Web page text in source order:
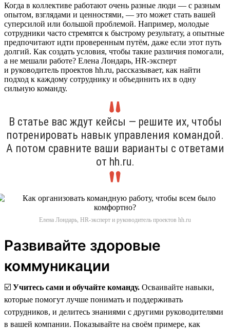
Когда в коллективе работают очень разные люди — с разным
опытом, взглядами и ценностями, — это может стать вашей
суперсилой или большой проблемой. Например, молодые
сотрудники часто стремятся к быстрому результату, а опытные
предпочитают идти проверенным путём, даже если этот путь
долгий. Как создать условия, чтобы такие различия помогали,
а не мешали работе? Елена Лондарь, HR-эксперт
и руководитель проектов hh.ru, рассказывает, как найти
подход к каждому сотруднику и объединить их в одну
сильную команду.
В статье вас ждут кейсы — решите их, чтобы
потренировать навык управления командой.
А потом сравните ваши варианты с ответами
от hh.ru.
Елена Лондарь, HR-эксперт и руководитель проектов hh.ru
Развивайте здоровые
коммуникации
☑️ Учитесь сами и обучайте команду. Осваивайте навыки,
которые помогут лучше понимать и поддерживать
сотрудников, и делитесь знаниями с другими руководителями
в вашей компании. Показывайте на своём примере, как